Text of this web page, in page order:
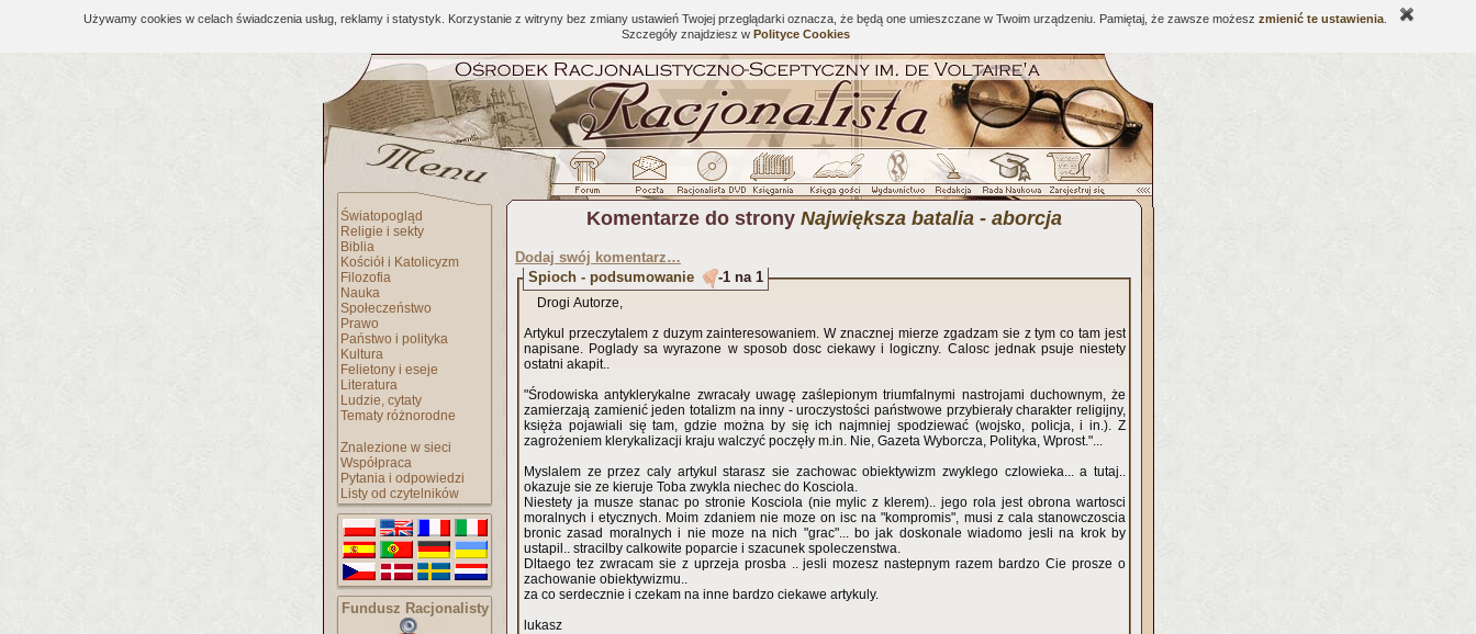
Używamy cookies w celach świadczenia usług, reklamy i statystyk. Korzystanie z witryny bez zmiany ustawień Twojej przeglądarki oznacza, że będą one umieszczane w Twoim urządzeniu. Pamiętaj, że zawsze możesz zmienić te ustawienia
Szczegóły znajdziesz w Polityce Cookies
Światopogląd
Religie i sekty
Biblia
Kościół i Katolicyzm
Filozofia
Nauka
Społeczeństwo
Prawo
Państwo i polityka
Kultura
Felietony i eseje
Literatura
Ludzie, cytaty
Tematy różnorodne
Znalezione w sieci
Współpraca
Pytania i odpowiedzi
Listy od czytelników
Fundusz Racjonalisty
Komentarze do strony Największa batalia - aborcja
Dodaj swój komentarz…
Spioch - podsumowanie
-1 na 1
Drogi Autorze,
Artykul przeczytalem z duzym zainteresowaniem. W znacznej mierze zgadzam sie z tym co tam jest
napisane. Poglady sa wyrazone w sposob dosc ciekawy i logiczny. Calosc jednak psuje niestety
ostatni akapit..
"Środowiska antyklerykalne zwracały uwagę zaślepionym triumfalnymi nastrojami duchownym, że
zamierzają zamienić jeden totalizm na inny - uroczystości państwowe przybierały charakter religijny,
księża pojawiali się tam, gdzie można by się ich najmniej spodziewać (wojsko, policja, i in.). Z
zagrożeniem klerykalizacji kraju walczyć poczęły m.in. Nie, Gazeta Wyborcza, Polityka, Wprost."...
Myslalem ze przez caly artykul starasz sie zachowac obiektywizm zwyklego czlowieka... a tutaj..
okazuje sie ze kieruje Toba zwykla niechec do Kosciola.
Niestety ja musze stanac po stronie Kosciola (nie mylic z klerem).. jego rola jest obrona wartosci
moralnych i etycznych. Moim zdaniem nie moze on isc na "kompromis", musi z cala stanowczoscia
bronic zasad moralnych i nie moze na nich "grac"... bo jak doskonale wiadomo jesli na krok by
ustapil.. stracilby calkowite poparcie i szacunek spoleczenstwa.
Dltaego tez zwracam sie z uprzeja prosba .. jesli mozesz nastepnym razem bardzo Cie prosze o
zachowanie obiektywizmu..
za co serdecznie i czekam na inne bardzo ciekawe artykuly.
lukasz